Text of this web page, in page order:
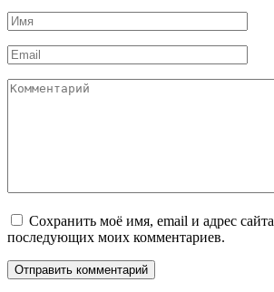
Имя
*
Email
*
Комментарий
Сохранить моё имя, email и адрес
последующих моих комментариев.